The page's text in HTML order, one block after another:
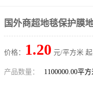
国外商超地毯保护膜
价格： 1.20 元/平方米 起
产品数量： 1100000.00平